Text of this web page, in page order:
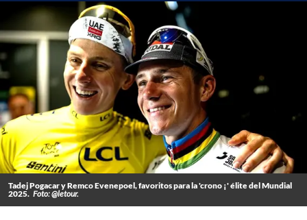
Tadej Pogacar y Remco Evenepoel, favoritos para la 'crono ¡' élite del Mundial
2025. Foto: @letour.